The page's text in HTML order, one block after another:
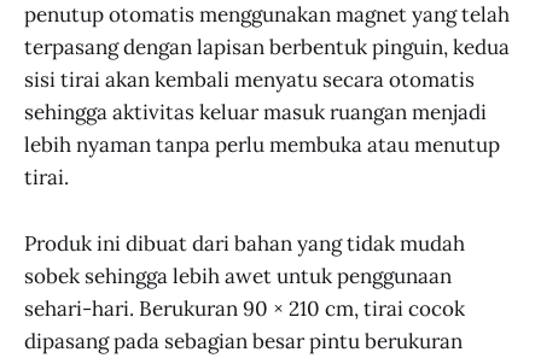
penutup otomatis menggunakan magnet yang telah
terpasang dengan lapisan berbentuk pinguin, kedua
sisi tirai akan kembali menyatu secara otomatis
sehingga aktivitas keluar masuk ruangan menjadi
lebih nyaman tanpa perlu membuka atau menutup
tirai.
Produk ini dibuat dari bahan yang tidak mudah
sobek sehingga lebih awet untuk penggunaan
sehari-hari. Berukuran 90 × 210 cm, tirai cocok
dipasang pada sebagian besar pintu berukuran